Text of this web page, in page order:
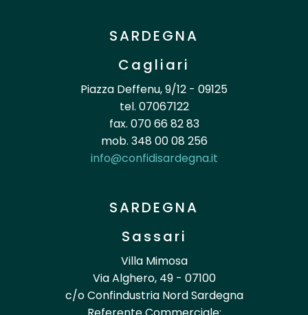
SARDEGNA
Cagliari
Piazza Deffenu, 9/12 - 09125
tel. 07067122
fax. 070 66 82 83
mob. 348 00 08 256
info@confidisardegna.it
SARDEGNA
Sassari
Villa Mimosa
Via Alghero, 49 - 07100
c/o Confindustria Nord Sardegna